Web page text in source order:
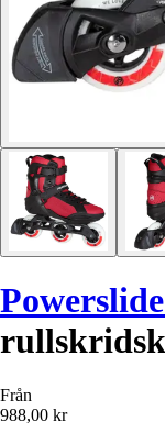
Powerslide
Från
988,00 kr